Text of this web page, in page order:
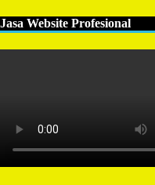
Jasa Website Profesional